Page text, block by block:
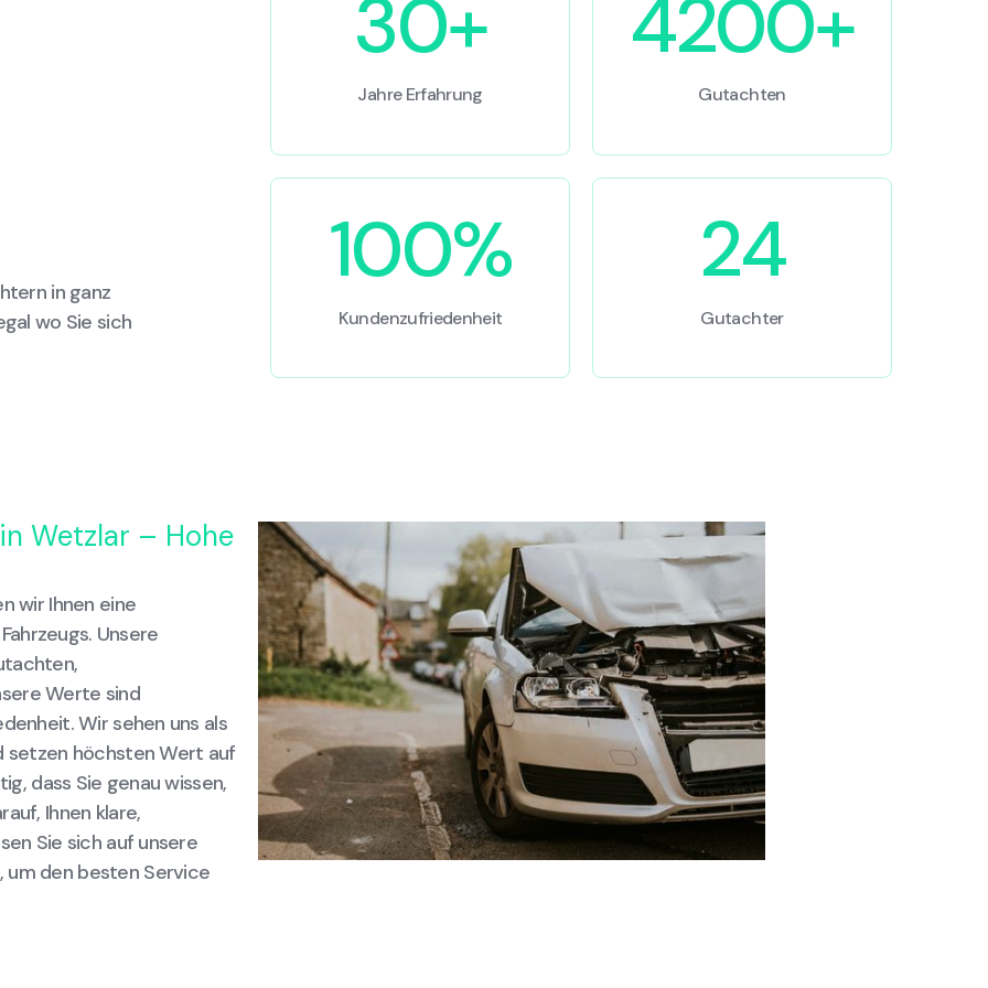
in ganz
wo Sie sich
30+
Jahre Erfahrung
4200+
Gutachten
100%
Kundenzufriedenheit
24
Gutachter
Wetzlar – Hohe
wir Ihnen eine
Unsere
Werte sind
Wir sehen uns als
setzen höchsten Wert auf
dass Sie genau wissen,
Ihnen klare,
Sie sich auf unsere
um den besten Service